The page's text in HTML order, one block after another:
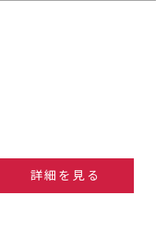
詳細を見る